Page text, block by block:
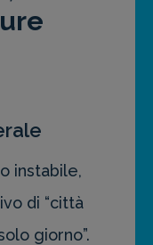
instabile,
di “città
giorno”.